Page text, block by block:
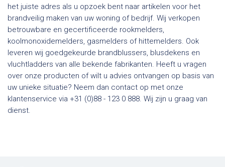
het juiste adres als u opzoek bent naar artikelen voor het
brandveilig maken van uw woning of bedrijf. Wij verkopen
betrouwbare en gecertificeerde rookmelders,
koolmonoxidemelders, gasmelders of hittemelders. Ook
leveren wij goedgekeurde brandblussers, blusdekens en
vluchtladders van alle bekende fabrikanten. Heeft u vragen
over onze producten of wilt u advies ontvangen op basis van
uw unieke situatie? Neem dan contact op met onze
klantenservice via +31 (0)88 - 123 0 888. Wij zijn u graag van
dienst.